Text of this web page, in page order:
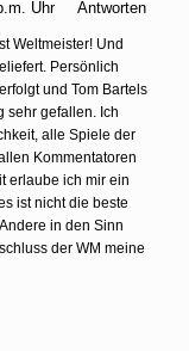
Uhr
Antworten
Weltmeister! Und
Persönlich
und Tom Bartels
sehr gefallen. Ich
alle Spiele der
Kommentatoren
erlaube ich mir ein
ist nicht die beste
in den Sinn
der WM meine